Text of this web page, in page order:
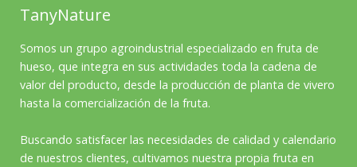
TanyNature
Somos un grupo agroindustrial especializado en fruta de
hueso, que integra en sus actividades toda la cadena de
valor del producto, desde la producción de planta de vivero
hasta la comercialización de la fruta.
Buscando satisfacer las necesidades de calidad y calendario
de nuestros clientes, cultivamos nuestra propia fruta en